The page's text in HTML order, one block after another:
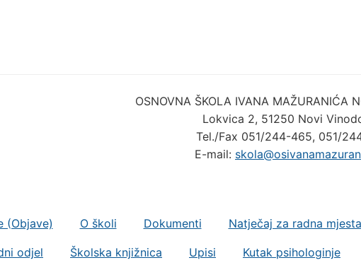
OSNOVNA ŠKOLA IVANA MAŽURANIĆA
Lokvica 2, 51250 Novi
Tel./Fax 051/244-465, 051/
E-mail:
(Objave) O školi Dokumenti Natječaj za radna mjesta
odjel Školska knjižnica Upisi Kutak psihologinje